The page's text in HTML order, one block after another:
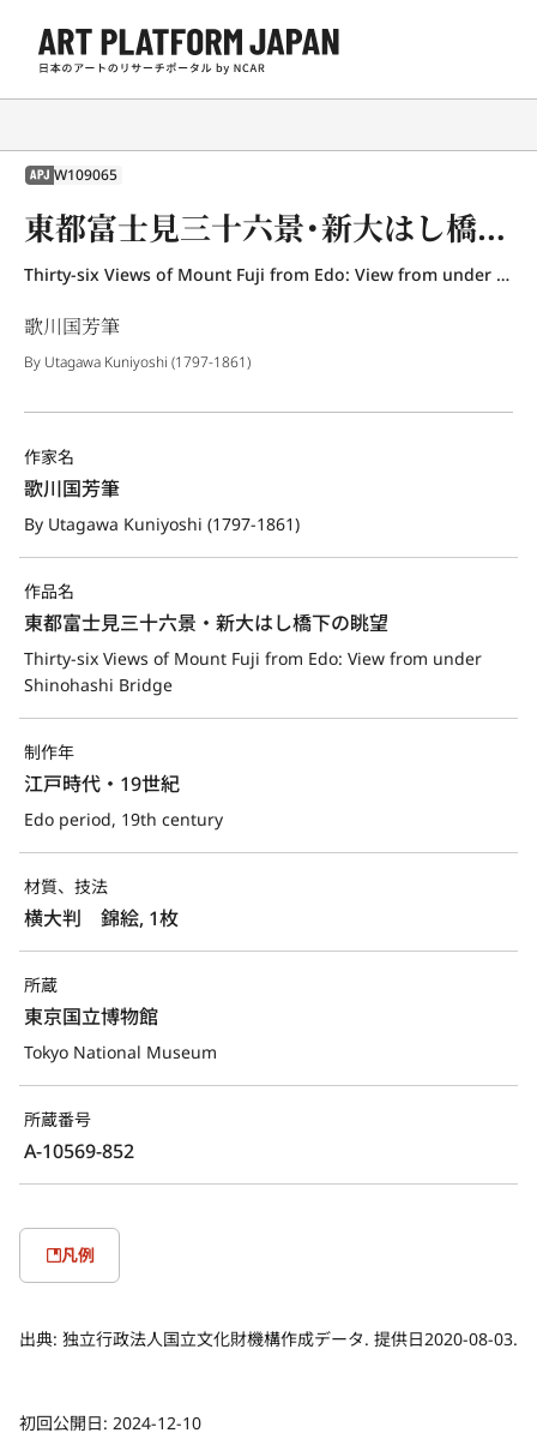
APJ W109065
東都富士見三十六景・新大はし橋下の眺望
Thirty-six Views of Mount Fuji from Edo: View from under Shinohashi Bridge
歌川国芳筆
By Utagawa Kuniyoshi (1797-1861)
作家名
歌川国芳筆
By Utagawa Kuniyoshi (1797-1861)
作品名
東都富士見三十六景・新大はし橋下の眺望
Thirty-six Views of Mount Fuji from Edo: View from under
Shinohashi Bridge
制作年
江戸時代・19世紀
Edo period, 19th century
材質、技法
横大判　錦絵, 1枚
所蔵
東京国立博物館
Tokyo National Museum
所蔵番号
A-10569-852
凡例
出典: 独立行政法人国立文化財機構作成データ. 提供日2020-08-03.
初回公開日: 2024-12-10